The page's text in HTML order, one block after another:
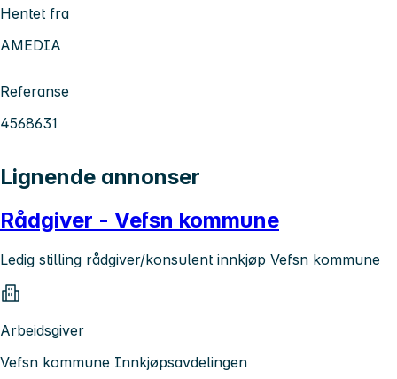
Hentet fra
AMEDIA
Referanse
4568631
Lignende annonser
Rådgiver - Vefsn kommune
Ledig stilling rådgiver/konsulent innkjøp Vefsn kommune
Arbeidsgiver
Vefsn kommune Innkjøpsavdelingen